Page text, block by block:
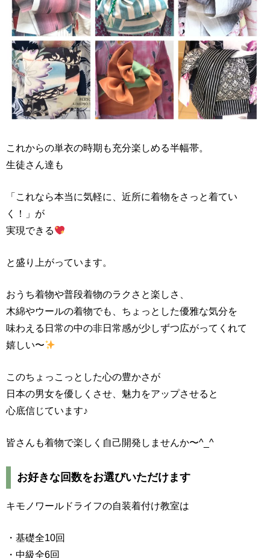
これからの単衣の時期も充分楽しめる半幅帯。
生徒さん達も
「これなら本当に気軽に、近所に着物をさっと着てい
く！」が
実現できる
と盛り上がっています。
おうち着物や普段着物のラクさと楽しさ、
木綿やウールの着物でも、ちょっとした優雅な気分を
味わえる日常の中の非日常感が少しずつ広がってくれて
嬉しい〜
このちょっこっとした心の豊かさが
日本の男女を優しくさせ、魅力をアップさせると
心底信じています♪
皆さんも着物で楽しく自己開発しませんか〜^_^
お好きな回数をお選びいただけます
キモノワールドライフの自装着付け教室は
・基礎全10回
・中級全6回